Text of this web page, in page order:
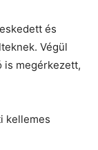
és
Végül
is megérkezett,
kellemes